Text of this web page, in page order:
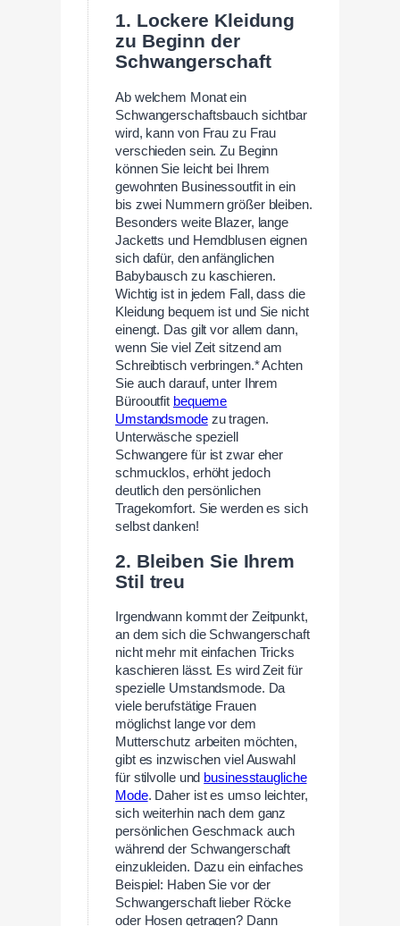
1. Lockere Kleidung
zu Beginn der
Schwangerschaft
Ab welchem Monat ein
Schwangerschaftsbauch sichtbar
wird, kann von Frau zu Frau
verschieden sein. Zu Beginn
können Sie leicht bei Ihrem
gewohnten Businessoutfit in ein
bis zwei Nummern größer bleiben.
Besonders weite Blazer, lange
Jacketts und Hemdblusen eignen
sich dafür, den anfänglichen
Babybausch zu kaschieren.
Wichtig ist in jedem Fall, dass die
Kleidung bequem ist und Sie nicht
einengt. Das gilt vor allem dann,
wenn Sie viel Zeit sitzend am
Schreibtisch verbringen.* Achten
Sie auch darauf, unter Ihrem
Bürooutfit bequeme
Umstandsmodezu tragen.
Unterwäsche speziell
Schwangere für ist zwar eher
schmucklos, erhöht jedoch
deutlich den persönlichen
Tragekomfort. Sie werden es sich
selbst danken!
2. Bleiben Sie Ihrem
Stil treu
Irgendwann kommt der Zeitpunkt,
an dem sich die Schwangerschaft
nicht mehr mit einfachen Tricks
kaschieren lässt. Es wird Zeit für
spezielle Umstandsmode. Da
viele berufstätige Frauen
möglichst lange vor dem
Mutterschutz arbeiten möchten,
gibt es inzwischen viel Auswahl
für stilvolle und businesstaugliche
Mode. Daher ist es umso leichter,
sich weiterhin nach dem ganz
persönlichen Geschmack auch
während der Schwangerschaft
einzukleiden. Dazu ein einfaches
Beispiel: Haben Sie vor der
Schwangerschaft lieber Röcke
oder Hosen getragen? Dann